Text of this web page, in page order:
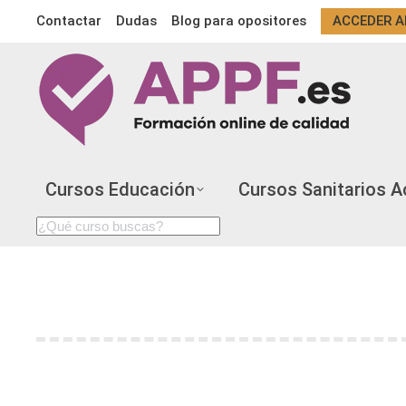
Contactar Dudas Blog para opositores ACCEDER
Cursos Educación Cursos Sanitarios
Search: